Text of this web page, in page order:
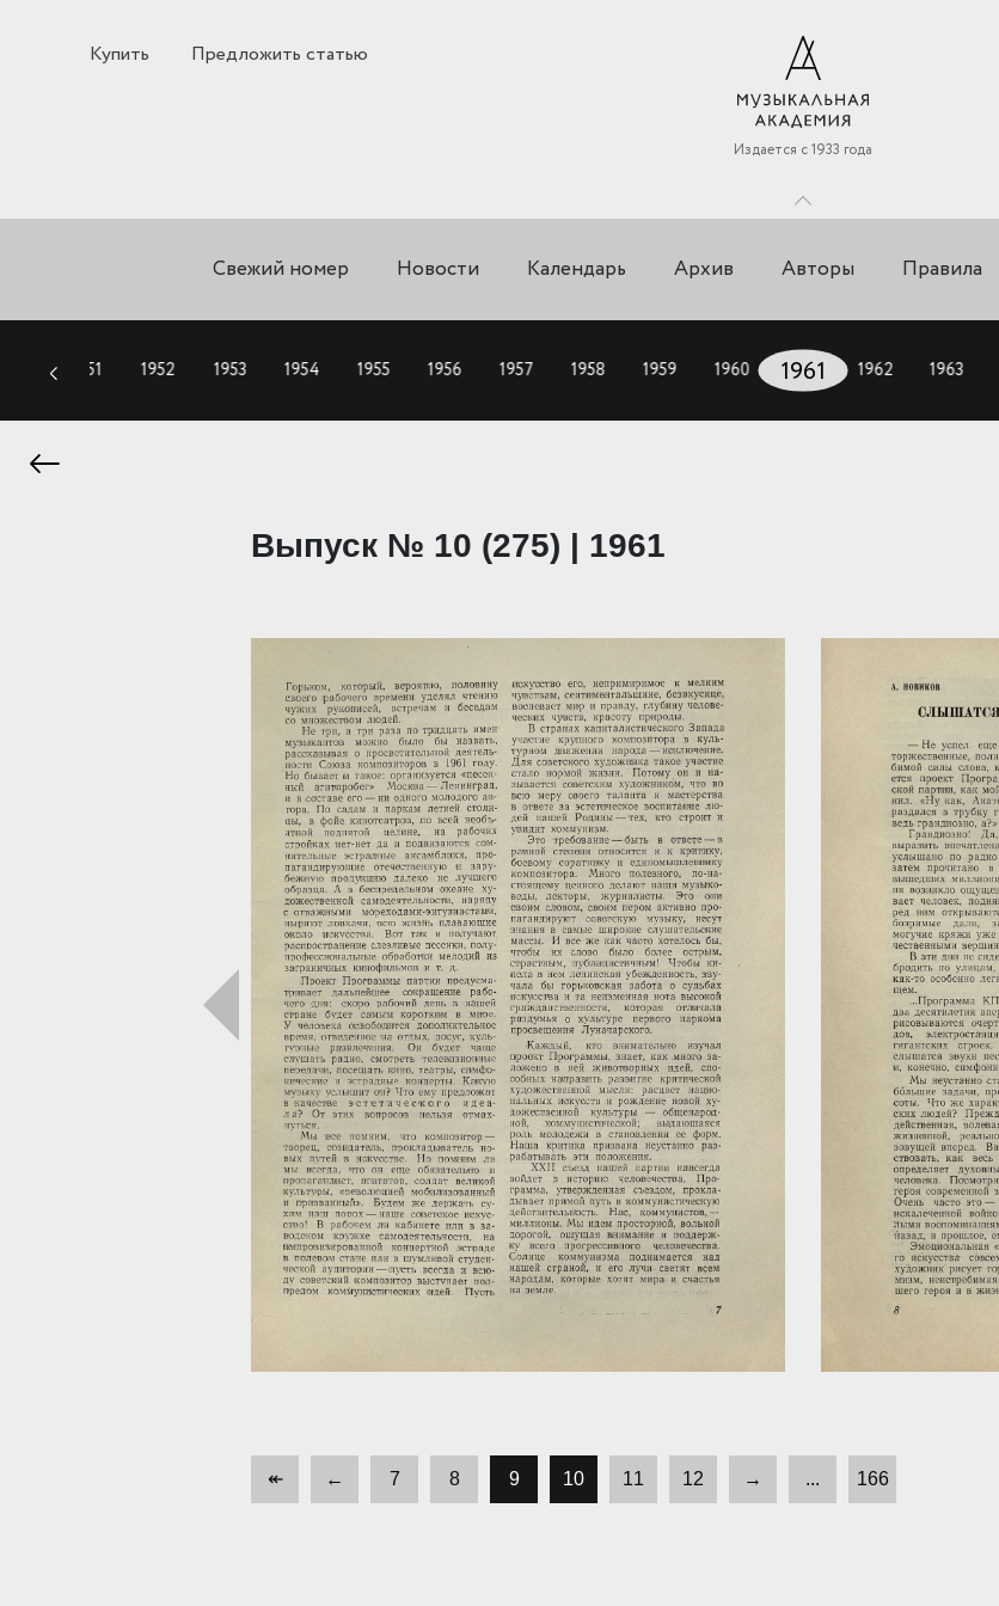
Купить Предложить статью
Издается с 1933 года
Свежий номер Новости Календарь Архив Авторы Правила
1951 1952 1953 1954 1955 1956 1957 1958 1959 1960 1961 1962 1963
Выпуск № 10 (275) | 1961
Загрузка...
↞ ← 7 8 9 10 11 12 → ... 166